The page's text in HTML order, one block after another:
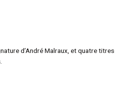
d’André Malraux, et quatre titres